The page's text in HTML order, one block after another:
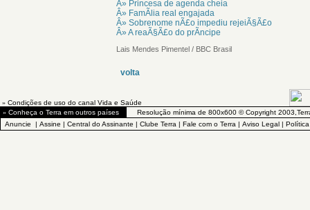
Â» Princesa de agenda cheia
Â» FamÃ­lia real engajada
Â» Sobrenome nÃ£o impediu rejeiÃ§Ã£o
Â» A reaÃ§Ã£o do prÃ­ncipe
Lais Mendes Pimentel / BBC Brasil
volta
» Condições de uso do canal Vida e Saúde
» Conheça o Terra em outros países
Resolução mínima de 800x600 © Copyright
Anuncie | Assine | Central do Assinante | Clube Terra | Fale com o Terra | Aviso Legal |